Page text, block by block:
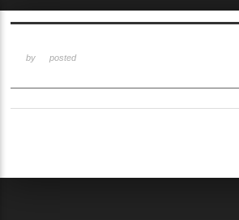
by posted
Sketchbook5, 스케치북5
Sketchbook5, 스케